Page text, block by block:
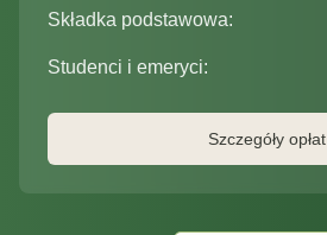
Składka podstawowa:
Studenci i emeryci:
Szczegóły opłat